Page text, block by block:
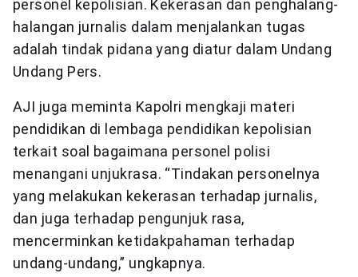
personel kepolisian. Kekerasan dan penghalang-
halangan jurnalis dalam menjalankan tugas
adalah tindak pidana yang diatur dalam Undang
Undang Pers.
AJI juga meminta Kapolri mengkaji materi
pendidikan di lembaga pendidikan kepolisian
terkait soal bagaimana personel polisi
menangani unjukrasa. “Tindakan personelnya
yang melakukan kekerasan terhadap jurnalis,
dan juga terhadap pengunjuk rasa,
mencerminkan ketidakpahaman terhadap
undang-undang,” ungkapnya.